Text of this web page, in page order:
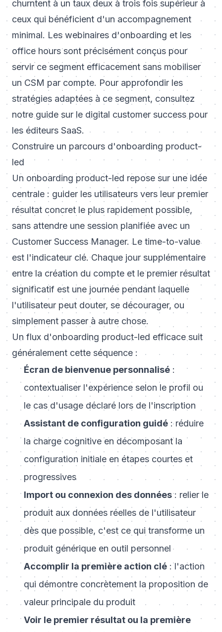
churntent à un taux deux à trois fois supérieur à
ceux qui bénéficient d'un accompagnement
minimal. Les webinaires d'onboarding et les
office hours sont précisément conçus pour
servir ce segment efficacement sans mobiliser
un CSM par compte. Pour approfondir les
stratégies adaptées à ce segment, consultez
notre guide sur le digital customer success pour
les éditeurs SaaS.
Construire un parcours d'onboarding product-
led
Un onboarding product-led repose sur une idée
centrale : guider les utilisateurs vers leur premier
résultat concret le plus rapidement possible,
sans attendre une session planifiée avec un
Customer Success Manager. Le time-to-value
est l'indicateur clé. Chaque jour supplémentaire
entre la création du compte et le premier résultat
significatif est une journée pendant laquelle
l'utilisateur peut douter, se décourager, ou
simplement passer à autre chose.
Un flux d'onboarding product-led efficace suit
généralement cette séquence :
Écran de bienvenue personnalisé :
contextualiser l'expérience selon le profil ou
le cas d'usage déclaré lors de l'inscription
Assistant de configuration guidé : réduire
la charge cognitive en décomposant la
configuration initiale en étapes courtes et
progressives
Import ou connexion des données: relier le
produit aux données réelles de l'utilisateur
dès que possible, c'est ce qui transforme un
produit générique en outil personnel
Accomplir la première action clé : l'action
qui démontre concrètement la proposition de
valeur principale du produit
Voir le premier résultat ou la première